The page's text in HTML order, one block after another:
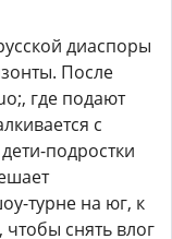
диаспоры
После
где подают
с
подростки
турне на юг, к
снять влог